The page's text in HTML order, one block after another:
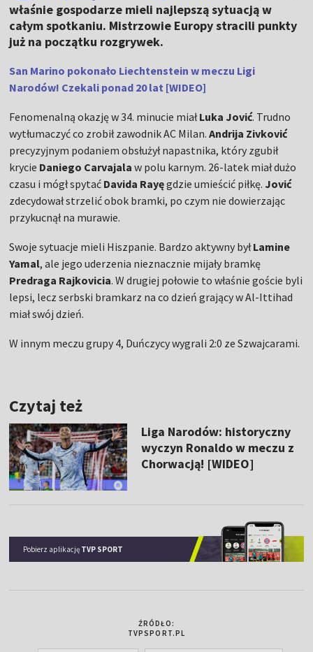
właśnie gospodarze mieli najlepszą sytuacją w
całym spotkaniu. Mistrzowie Europy stracili punkty
już na początku rozgrywek.
San Marino pokonało Liechtenstein w meczu Ligi
Narodów! Czekali ponad 20 lat [WIDEO]
Fenomenalną okazję w 34. minucie miałLuka Jović. Trudno
wytłumaczyć co zrobił zawodnik AC Milan.Andrija Zivković
precyzyjnym podaniem obsłużył napastnika, który zgubił
krycie Daniego Carvajala w polu karnym. 26-latek miał dużo
czasu i mógł spytać Davida Rayęgdzie umieścić piłkę. Jović
zdecydował strzelić obok bramki, po czym nie dowierzając
przykucnął na murawie.
Swoje sytuacje mieli Hiszpanie. Bardzo aktywny byłLamine
Yamal, ale jego uderzenia nieznacznie mijały bramkę
Predraga Rajkovicia. W drugiej połowie to właśnie goście byli
lepsi, lecz serbski bramkarz na co dzień grający w Al-Ittihad
miał swój dzień.
W innym meczu grupy 4, Duńczycy wygrali 2:0 ze Szwajcarami.
Czytaj też
Liga Narodów: historyczny
wyczyn Ronaldo w meczu z
Chorwacją! [WIDEO]
Pobierz aplikację TVP SPORT
ŹRÓDŁO:
TVPSPORT.PL